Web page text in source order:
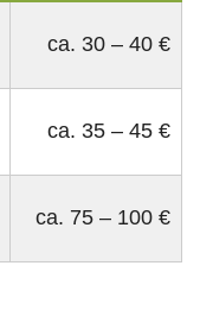
ca. 30 – 40 €
ca. 35 – 45 €
ca. 75 – 100 €